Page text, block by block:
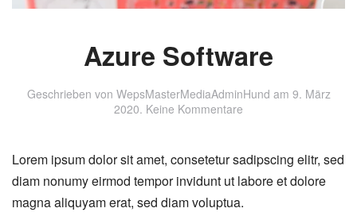
Azure Software
Geschrieben von WepsMasterMediaAdminHund am 9. März
2020. Keine Kommentare
Lorem ipsum dolor sit amet, consetetur sadipscing elitr, sed
diam nonumy eirmod tempor invidunt ut labore et dolore
magna aliquyam erat, sed diam voluptua.